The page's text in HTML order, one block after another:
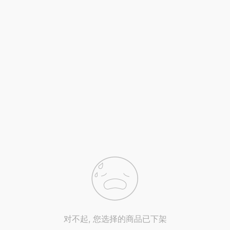
对不起, 您选择的商品已下架